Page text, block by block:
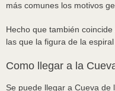
más comunes los motivos
Hecho que también
las que la figura de la
Como llegar a la
Se puede llegar a Cueva